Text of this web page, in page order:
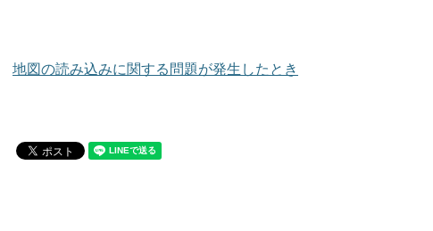
地図の読み込みに関する問題が発生したとき